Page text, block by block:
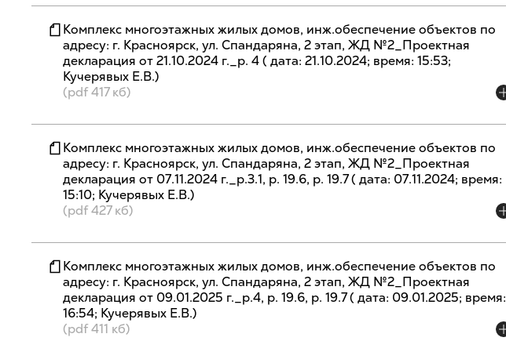
Комплекс многоэтажных жилых домов, инж.обеспечение объектов по
адресу: г. Красноярск, ул. Спандаряна, 2 этап, ЖД №2_Проектная
декларация от 21.10.2024 г._р. 4 ( дата: 21.10.2024; время: 15:53;
Кучерявых Е.В.)
(pdf 417 кб)
Комплекс многоэтажных жилых домов, инж.обеспечение объектов по
адресу: г. Красноярск, ул. Спандаряна, 2 этап, ЖД №2_Проектная
декларация от 07.11.2024 г._р.3.1, р. 19.6, р. 19.7 ( дата: 07.11.2024; время:
15:10; Кучерявых Е.В.)
(pdf 427 кб)
Комплекс многоэтажных жилых домов, инж.обеспечение объектов по
адресу: г. Красноярск, ул. Спандаряна, 2 этап, ЖД №2_Проектная
декларация от 09.01.2025 г._р.4, р. 19.6, р. 19.7 ( дата: 09.01.2025; время:
16:54; Кучерявых Е.В.)
(pdf 411 кб)